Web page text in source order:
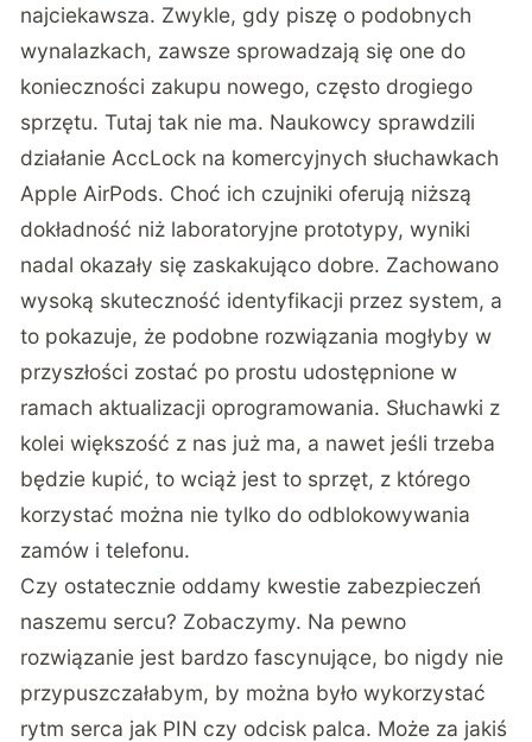
najciekawsza. Zwykle, gdy piszę o podobnych
wynalazkach, zawsze sprowadzają się one do
konieczności zakupu nowego, często drogiego
sprzętu. Tutaj tak nie ma. Naukowcy sprawdzili
działanie AccLock na komercyjnych słuchawkach
Apple AirPods. Choć ich czujniki oferują niższą
dokładność niż laboratoryjne prototypy, wyniki
nadal okazały się zaskakująco dobre. Zachowano
wysoką skuteczność identyfikacji przez system, a
to pokazuje, że podobne rozwiązania mogłyby w
przyszłości zostać po prostu udostępnione w
ramach aktualizacji oprogramowania. Słuchawki z
kolei większość z nas już ma, a nawet jeśli trzeba
będzie kupić, to wciąż jest to sprzęt, z którego
korzystać można nie tylko do odblokowywania
zamów i telefonu.
Czy ostatecznie oddamy kwestie zabezpieczeń
naszemu sercu? Zobaczymy. Na pewno
rozwiązanie jest bardzo fascynujące, bo nigdy nie
przypuszczałabym, by można było wykorzystać
rytm serca jak PIN czy odcisk palca. Może za jakiś